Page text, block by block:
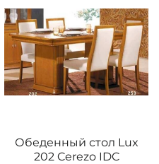
Обеденный стол Lux
202 Cerezo IDC